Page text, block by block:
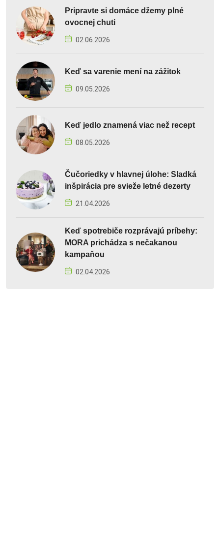
Pripravte si domáce džemy plné
ovocnej chuti
02.06.2026
Keď sa varenie mení na zážitok
09.05.2026
Keď jedlo znamená viac než recept
08.05.2026
Čučoriedky v hlavnej úlohe: Sladká
inšpirácia pre svieže letné dezerty
21.04.2026
Keď spotrebiče rozprávajú príbehy:
MORA prichádza s nečakanou
kampaňou
02.04.2026